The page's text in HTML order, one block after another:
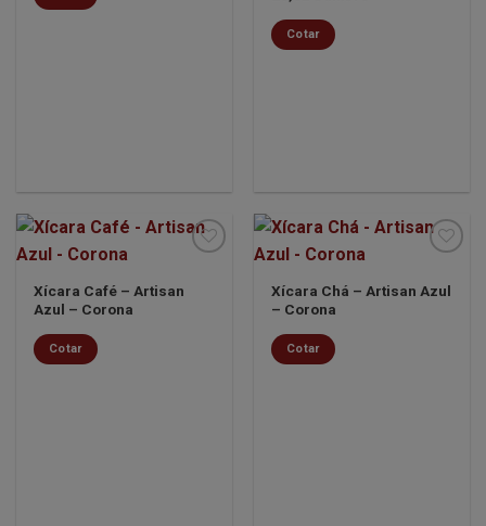
Cotar
Xícara Café – Artisan
Azul – Corona
Cotar
Xícara Chá – Artisan Azul
– Corona
Cotar